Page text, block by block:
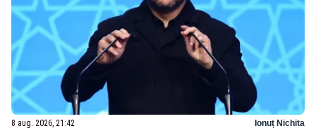
8 aug. 2026, 21:42 Ionuț Nichita